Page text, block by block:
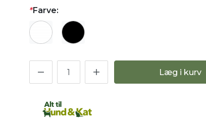
*Farve:
Læg i kurv